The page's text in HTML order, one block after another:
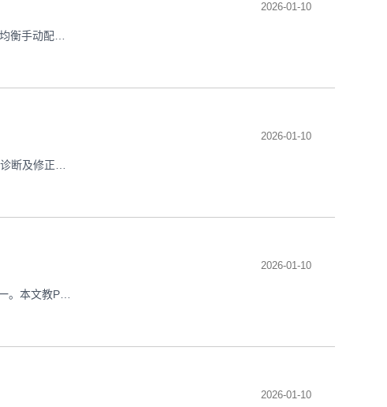
2026-01-10
2026-01-10
2026-01-10
2026-01-10